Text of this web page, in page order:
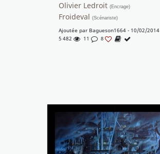
Olivier Ledroit (Encrage)
Froideval (Scénariste)
Ajoutée par Bagueson1664 - 10/02/2014
5 482
11 8